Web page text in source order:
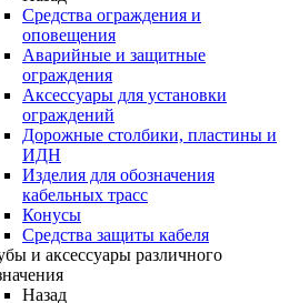
Средства ограждения и
оповещения
Аварийные и защитные
ограждения
Аксессуары для установки
ограждений
Дорожные столбики, пластины и
ИДН
Изделия для обозначения
кабельных трасс
Конусы
Средства защиты кабеля
и аксессуары различного
Назад